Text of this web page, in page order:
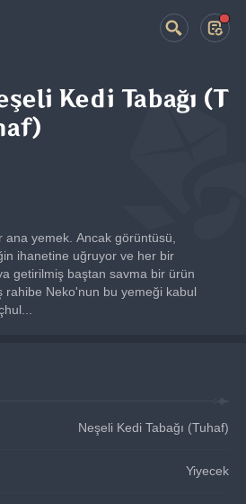
Kedi Tabağı (T
yemek. Ancak görüntüsü,
ihanetine uğruyor ve her bir
getirilmiş baştan savma bir ürün
rahibe Neko'nun bu yemeği kabul
Neşeli Kedi Tabağı (Tuhaf)
Yiyecek